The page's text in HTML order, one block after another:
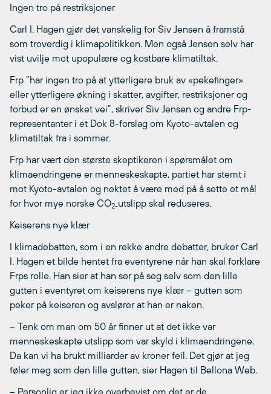
Ingen tro på restriksjoner
Carl I. Hagen gjør det vanskelig for Siv Jensen å framstå
som troverdig i klimapolitikken. Men også Jensen selv har
vist uvilje mot upopulære og kostbare klimatiltak.
Frp ”har ingen tro på at ytterligere bruk av «pekefinger»
eller ytterligere økning i skatter, avgifter, restriksjoner og
forbud er en ønsket vei”, skriver Siv Jensen og andre Frp-
representanter i et Dok 8-forslag om Kyoto-avtalen og
klimatiltak fra i sommer.
Frp har vært den største skeptikeren i spørsmålet om
klimaendringene er menneskeskapte, partiet har stemt i
mot Kyoto-avtalen og nektet å være med på å sette et mål
for hvor mye norske CO2-utslipp skal reduseres.
Keiserens nye klær
I klimadebatten, som i en rekke andre debatter, bruker Carl
I. Hagen et bilde hentet fra eventyrene når han skal forklare
Frps rolle. Han sier at han ser på seg selv som den lille
gutten i eventyret om keiserens nye klær – gutten som
peker på keiseren og avslører at han er naken.
– Tenk om man om 50 år finner ut at det ikke var
menneskeskapte utslipp som var skyld i klimaendringene.
Da kan vi ha brukt milliarder av kroner feil. Det gjør at jeg
føler meg som den lille gutten, sier Hagen til Bellona Web.
– Personlig er jeg ikke overbevist om det er de